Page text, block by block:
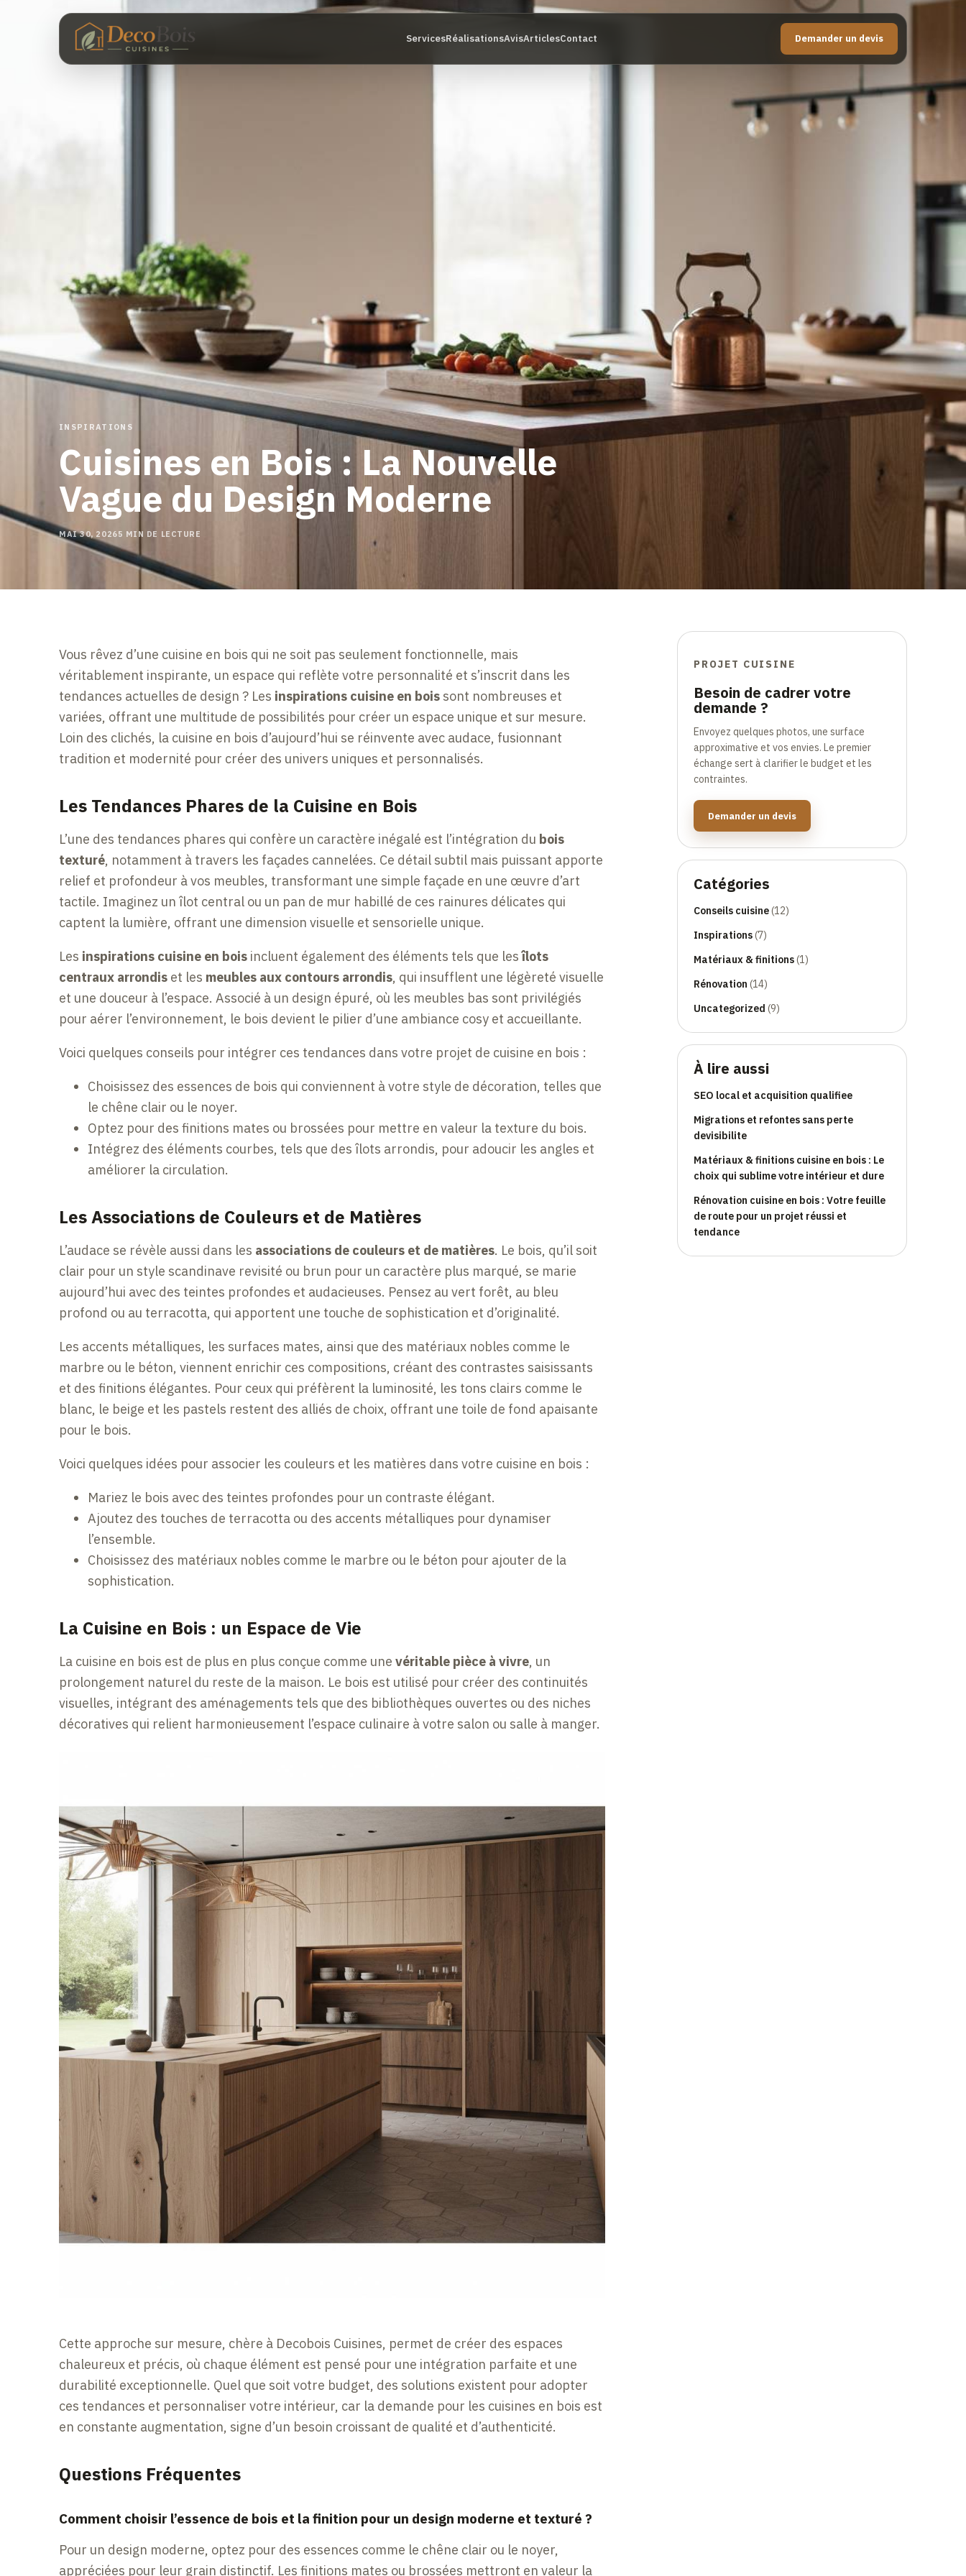
ServicesRéalisationsAvisArticlesContact Demander un devis
INSPIRATIONS
Cuisines en Bois : La Nouvelle
Vague du Design Moderne
MAI 30, 20265 MIN DE LECTURE
Vous rêvez d’une cuisine en bois qui ne soit pas seulement fonctionnelle, mais
véritablement inspirante, un espace qui reflète votre personnalité et s’inscrit dans les
tendances actuelles de design ? Les inspirations cuisine en bois sont nombreuses et
variées, offrant une multitude de possibilités pour créer un espace unique et sur mesure.
Loin des clichés, la cuisine en bois d’aujourd’hui se réinvente avec audace, fusionnant
tradition et modernité pour créer des univers uniques et personnalisés.
Les Tendances Phares de la Cuisine en Bois
L’une des tendances phares qui confère un caractère inégalé est l’intégration du bois
texturé, notamment à travers les façades cannelées. Ce détail subtil mais puissant apporte
relief et profondeur à vos meubles, transformant une simple façade en une œuvre d’art
tactile. Imaginez un îlot central ou un pan de mur habillé de ces rainures délicates qui
captent la lumière, offrant une dimension visuelle et sensorielle unique.
Les inspirations cuisine en bois incluent également des éléments tels que lesîlots
centraux arrondis et les meubles aux contours arrondis, qui insufflent une légèreté visuelle
et une douceur à l’espace. Associé à un design épuré, où les meubles bas sont privilégiés
pour aérer l’environnement, le bois devient le pilier d’une ambiance cosy et accueillante.
Voici quelques conseils pour intégrer ces tendances dans votre projet de cuisine en bois :
Choisissez des essences de bois qui conviennent à votre style de décoration, telles que
le chêne clair ou le noyer.
Optez pour des finitions mates ou brossées pour mettre en valeur la texture du bois.
Intégrez des éléments courbes, tels que des îlots arrondis, pour adoucir les angles et
améliorer la circulation.
Les Associations de Couleurs et de Matières
L’audace se révèle aussi dans les associations de couleurs et de matières. Le bois, qu’il soit
clair pour un style scandinave revisité ou brun pour un caractère plus marqué, se marie
aujourd’hui avec des teintes profondes et audacieuses. Pensez au vert forêt, au bleu
profond ou au terracotta, qui apportent une touche de sophistication et d’originalité.
Les accents métalliques, les surfaces mates, ainsi que des matériaux nobles comme le
marbre ou le béton, viennent enrichir ces compositions, créant des contrastes saisissants
et des finitions élégantes. Pour ceux qui préfèrent la luminosité, les tons clairs comme le
blanc, le beige et les pastels restent des alliés de choix, offrant une toile de fond apaisante
pour le bois.
Voici quelques idées pour associer les couleurs et les matières dans votre cuisine en bois :
Mariez le bois avec des teintes profondes pour un contraste élégant.
Ajoutez des touches de terracotta ou des accents métalliques pour dynamiser
l’ensemble.
Choisissez des matériaux nobles comme le marbre ou le béton pour ajouter de la
sophistication.
La Cuisine en Bois : un Espace de Vie
La cuisine en bois est de plus en plus conçue comme une véritable pièce à vivre, un
prolongement naturel du reste de la maison. Le bois est utilisé pour créer des continuités
visuelles, intégrant des aménagements tels que des bibliothèques ouvertes ou des niches
décoratives qui relient harmonieusement l’espace culinaire à votre salon ou salle à manger.
Cette approche sur mesure, chère à Decobois Cuisines, permet de créer des espaces
chaleureux et précis, où chaque élément est pensé pour une intégration parfaite et une
durabilité exceptionnelle. Quel que soit votre budget, des solutions existent pour adopter
ces tendances et personnaliser votre intérieur, car la demande pour les cuisines en bois est
en constante augmentation, signe d’un besoin croissant de qualité et d’authenticité.
Questions Fréquentes
Comment choisir l’essence de bois et la finition pour un design moderne et texturé ?
Pour un design moderne, optez pour des essences comme le chêne clair ou le noyer,
appréciées pour leur grain distinctif. Les finitions mates ou brossées mettront en valeur la
PROJET CUISINE
Besoin de cadrer votre
demande ?
Envoyez quelques photos, une surface
approximative et vos envies. Le premier
échange sert à clarifier le budget et les
contraintes.
Demander un devis
Catégories
Conseils cuisine(12)
Inspirations(7)
Matériaux & finitions(1)
Rénovation (14)
Uncategorized (9)
À lire aussi
SEO local et acquisition qualifiee
Migrations et refontes sans perte
devisibilite
Matériaux & finitions cuisine en bois : Le
choix qui sublime votre intérieur et dure
Rénovation cuisine en bois : Votre feuille
de route pour un projet réussi et
tendance